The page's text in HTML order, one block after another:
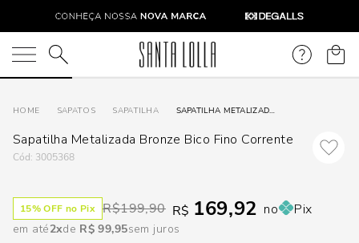
O que você está procurando?
SAPATOS SAPATILHA SAPATILHA METALIZADA BRONZE BICO FINO CORRENTE
Sapatilha Metalizada Bronze Bico Fino Corrente
: 3005368
15% OFF no Pix R$199,90 R$ 169,92 no Pix
em até2 R$ 99,95sem juros